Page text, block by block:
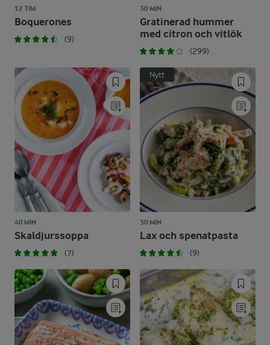
12 TIM
Boquerones
(9)
30 MIN
Gratinerad hummer
med citron och vitlök
(299)
40 MIN
Skaldjurssoppa
(7)
Nytt
30 MIN
Lax och spenatpasta
(9)